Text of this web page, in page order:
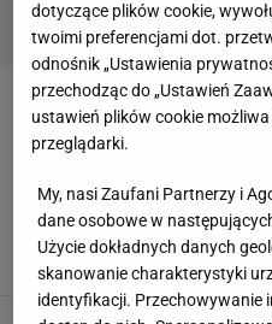
ZOBACZ TEŻ: Jennifer
RIHANNA
szczegóły ich
aktorka
nie wydaje się
MATERIAŁ
dotyczące plików cookie,
twoimi preferencjami dot.
odnośnik „Ustawienia
przechodząc do „Ustawień
ustawień plików cookie
przeglądarki.
My, nasi Zaufani Partnerzy i
dane osobowe w
Użycie dokładnych danych
skanowanie charakterystyki
identyfikacji. Przechowywanie